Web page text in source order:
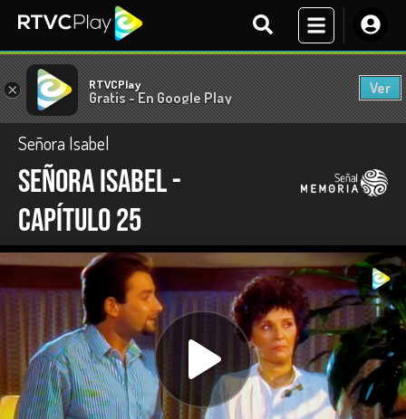
× RTVCPlay
Gratis - En Google Play
Ver
Señora Isabel
Señora Isabel -
capítulo 25